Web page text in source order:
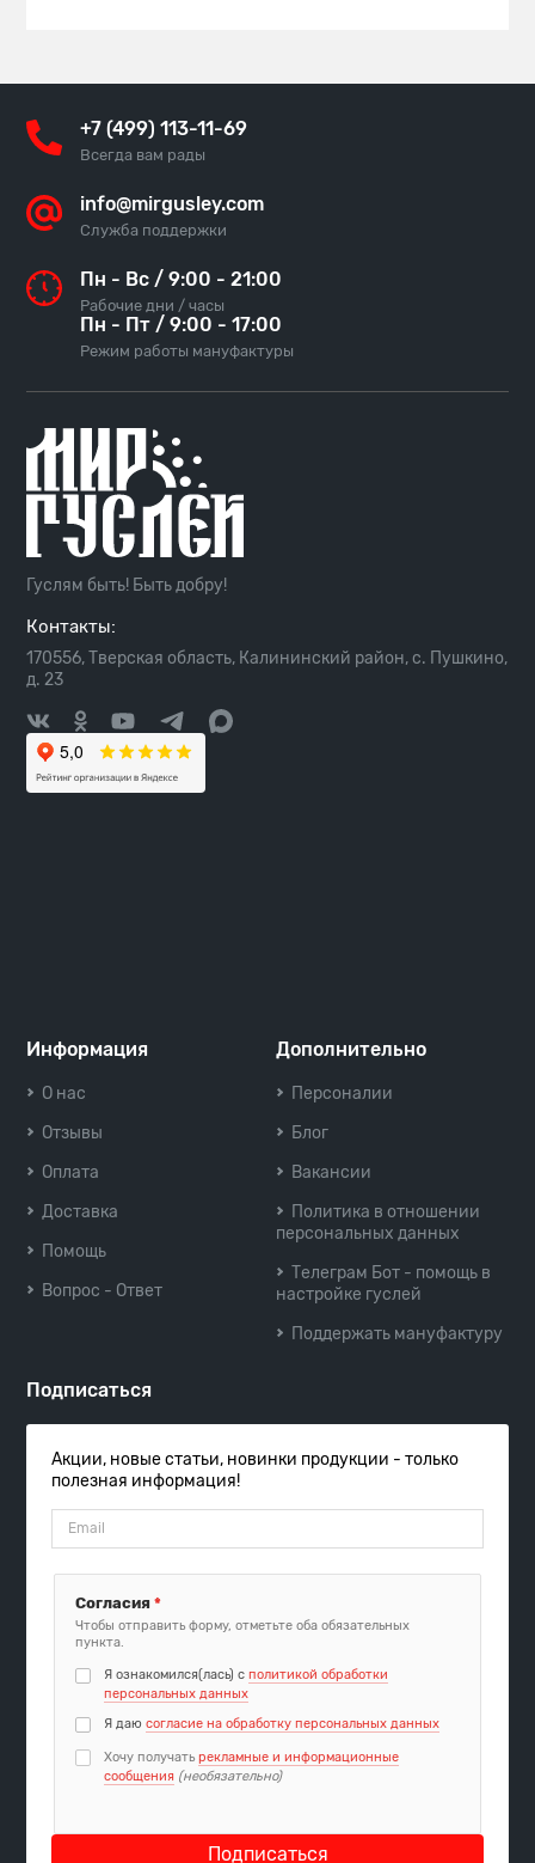
+7 (499) 113-11-69
Всегда вам рады
info@mirgusley.com
Служба поддержки
Пн - Вс / 9:00 - 21:00
Рабочие дни / часы
Пн - Пт / 9:00 - 17:00
Режим работы мануфактуры
Гуслям быть! Быть добру!
Контакты:
170556, Тверская область, Калининский район, с. Пушкино,
д. 23
Информация
О нас
Отзывы
Оплата
Доставка
Помощь
Вопрос - Ответ
Дополнительно
Персоналии
Блог
Вакансии
Политика в отношении
персональных данных
Телеграм Бот - помощь в
настройке гуслей
Поддержать мануфактуру
Подписаться
Акции, новые статьи, новинки продукции - только
полезная информация!
Согласия*
Чтобы отправить форму, отметьте оба обязательных
пункта.
Я ознакомился(лась) с политикой обработки
персональных данных
Я даю согласие на обработку персональных данных
Хочу получать рекламные и информационные
сообщения (необязательно)
Подписаться